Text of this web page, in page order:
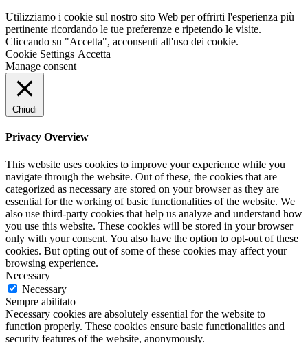
Utilizziamo i cookie sul nostro sito Web per offrirti l'esperienza più
pertinente ricordando le tue preferenze e ripetendo le visite.
Cliccando su "Accetta", acconsenti all'uso dei cookie.
Cookie Settings Accetta
Manage consent
Chiudi
Privacy Overview
This website uses cookies to improve your experience while you
navigate through the website. Out of these, the cookies that are
categorized as necessary are stored on your browser as they are
essential for the working of basic functionalities of the website. We
also use third-party cookies that help us analyze and understand how
you use this website. These cookies will be stored in your browser
only with your consent. You also have the option to opt-out of these
cookies. But opting out of some of these cookies may affect your
browsing experience.
Necessary
Necessary
Sempre abilitato
Necessary cookies are absolutely essential for the website to
function properly. These cookies ensure basic functionalities and
security features of the website, anonymously.